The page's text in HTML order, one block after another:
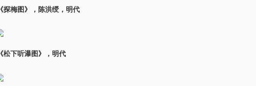
《探梅图》，陈洪绶，明代
《松下听瀑图》，明代